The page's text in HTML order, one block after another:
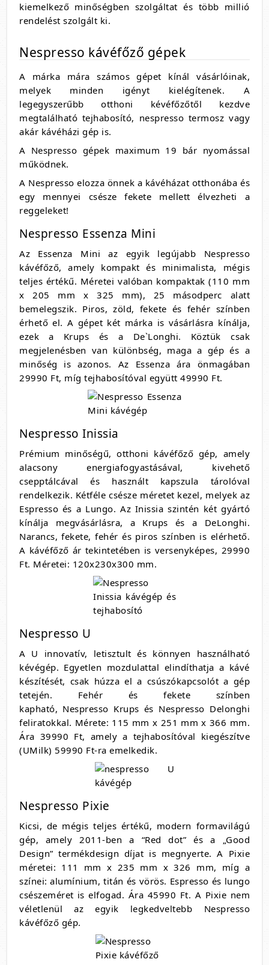
kiemelkező minőségben szolgáltat és több millió
rendelést szolgált ki.
Nespresso kávéfőző gépek
A márka mára számos gépet kínál vásárlóinak,
melyek minden igényt kielégítenek. A
legegyszerűbb otthoni kévéfőzőtől kezdve
megtalálható tejhabosító, nespresso termosz vagy
akár kávéházi gép is.
A Nespresso gépek maximum 19 bár nyomással
működnek.
A Nespresso elozza önnek a kávéházat otthonába és
egy mennyei csésze fekete mellett élvezheti a
reggeleket!
Nespresso Essenza Mini
Az Essenza Mini az egyik legújabb Nespresso
kávéfőző, amely kompakt és minimalista, mégis
teljes értékű. Méretei valóban kompaktak (110 mm
x 205 mm x 325 mm), 25 másodperc alatt
bemelegszik. Piros, zöld, fekete és fehér színben
érhető el. A gépet két márka is vásárlásra kínálja,
ezek a Krups és a De`Longhi. Köztük csak
megjelenésben van különbség, maga a gép és a
minőség is azonos. Az Essenza ára önmagában
29990 Ft, míg tejhabosítóval együtt 49990 Ft.
Nespresso Inissia
Prémium minőségű, otthoni kávéfőző gép, amely
alacsony energiafogyastásával, kivehető
csepptálcával és használt kapszula tárolóval
rendelkezik. Kétféle csésze méretet kezel, melyek az
Espresso és a Lungo. Az Inissia szintén két gyártó
kínálja megvásárlásra, a Krups és a DeLonghi.
Narancs, fekete, fehér és piros színben is elérhető.
A kávéfőző ár tekintetében is versenyképes, 29990
Ft. Méretei: 120x230x300 mm.
Nespresso U
A U innovatív, letisztult és könnyen használható
kévégép. Egyetlen mozdulattal elindíthatja a kávé
készítését, csak húzza el a csúszókapcsolót a gép
tetején. Fehér és fekete színben
kapható, Nespresso Krups és Nespresso Delonghi
feliratokkal. Mérete: 115 mm x 251 mm x 366 mm.
Ára 39990 Ft, amely a tejhabosítóval kiegészítve
(UMilk) 59990 Ft-ra emelkedik.
Nespresso Pixie
Kicsi, de mégis teljes értékű, modern formavilágú
gép, amely 2011-ben a “Red dot” és a „Good
Design” termékdesign díjat is megnyerte. A Pixie
méretei: 111 mm x 235 mm x 326 mm, míg a
színei: alumínium, titán és vörös. Espresso és lungo
csészeméret is elfogad. Ára 45990 Ft. A Pixie nem
véletlenül az egyik legkedveltebb Nespresso
kávéfőző gép.